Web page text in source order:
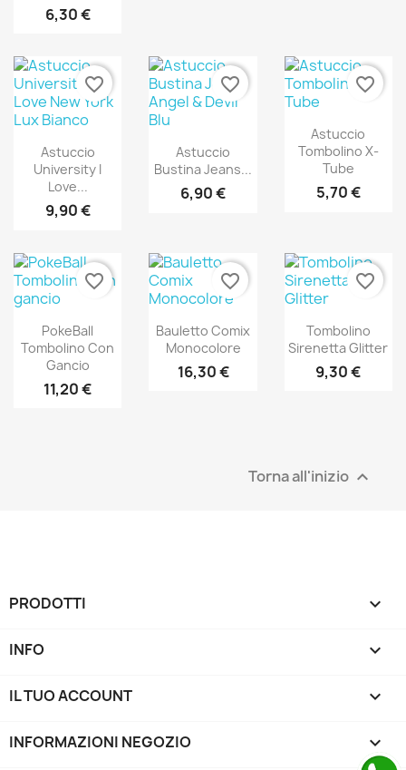
6,30 €
Astuccio
University I
Love...
9,90 €
favorite_border
Astuccio
Bustina Jeans...
6,90 €
favorite_border
Astuccio
Tombolino X-
Tube
5,70 €
favorite_border
PokeBall
Tombolino Con
Gancio
11,20 €
favorite_border
Bauletto Comix
Monocolore
16,30 €
favorite_border
Tombolino
Sirenetta Glitter
9,30 €
favorite_border
Torna all'inizio 
PRODOTTI 
INFO 
IL TUO ACCOUNT 
INFORMAZIONI NEGOZIO keyboard_arrow_down